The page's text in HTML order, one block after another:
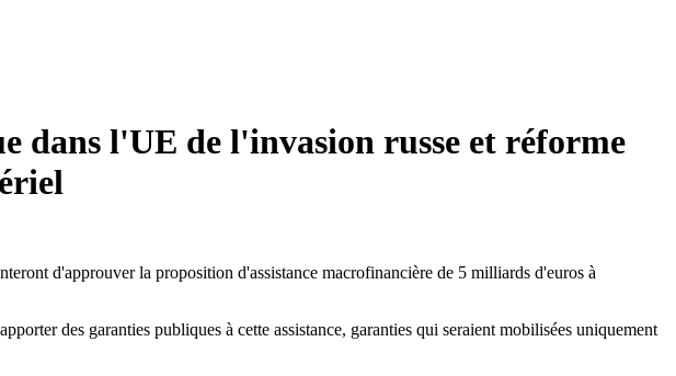
dans l'UE de l'invasion russe et réforme
d'approuver la proposition d'assistance macrofinancière de 5 milliards d'euros à
des garanties publiques à cette assistance, garanties qui seraient mobilisées uniquement